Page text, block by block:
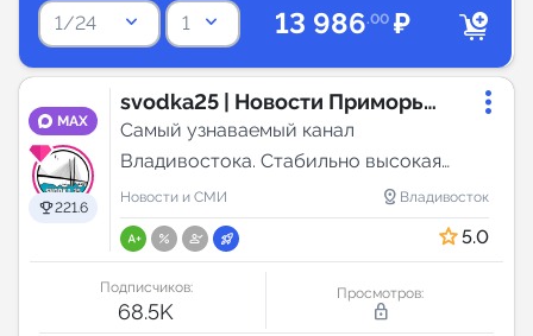
1/24 keyboard_arrow_down 1 keyboard_arrow_down 13 986.00 ₽
MAX
221.6
svodka25 | Новости Приморья
и Владивостока
Самый узнаваемый канал
Владивостока. Стабильно высокая
вовлеченность и отклик на рекламные
интеграции.
Новости и СМИ distance Владивосток
5.0
Подписчиков:
68.5K
Просмотров:
lock_outline